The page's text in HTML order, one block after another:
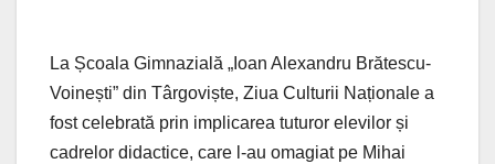
La Școala Gimnazială „Ioan Alexandru Brătescu-
Voinești” din Târgoviște, Ziua Culturii Naționale a
fost celebrată prin implicarea tuturor elevilor și
cadrelor didactice, care l-au omagiat pe Mihai